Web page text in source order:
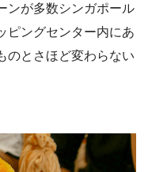
ンが多数シンガポール
ピングセンター内にあ
のとさほど変わらない